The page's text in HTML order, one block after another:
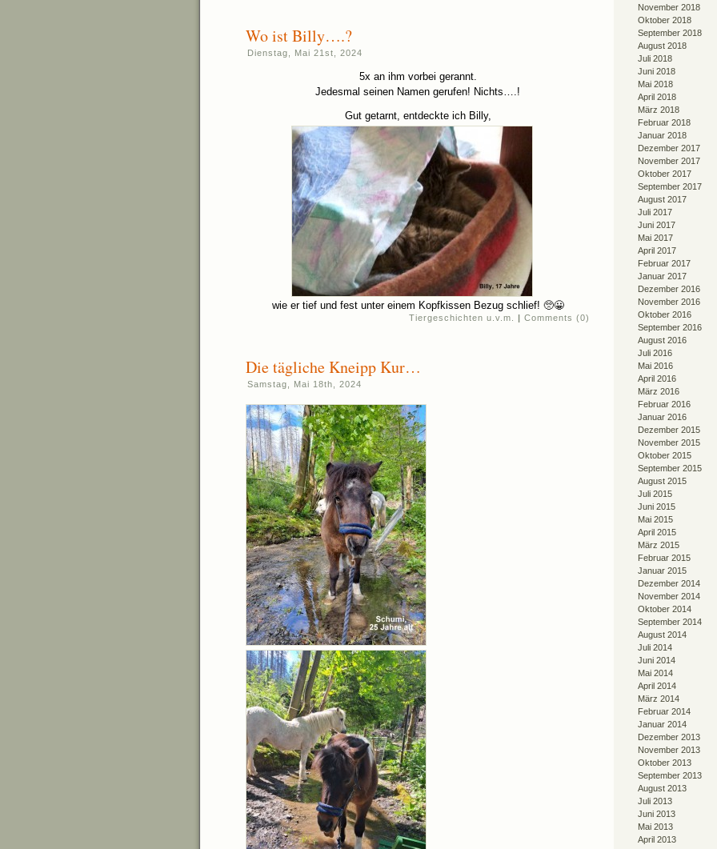
Wo ist Billy….?
Dienstag, Mai 21st, 2024
5x an ihm vorbei gerannt.
Jedesmal seinen Namen gerufen! Nichts….!
Gut getarnt, entdeckte ich Billy,
wie er tief und fest unter einem Kopfkissen Bezug schlief! 🥺😀
Tiergeschichten u.v.m. | Comments (0)
Die tägliche Kneipp Kur…
Samstag, Mai 18th, 2024
November 2018
Oktober 2018
September 2018
August 2018
Juli 2018
Juni 2018
Mai 2018
April 2018
März 2018
Februar 2018
Januar 2018
Dezember 2017
November 2017
Oktober 2017
September 2017
August 2017
Juli 2017
Juni 2017
Mai 2017
April 2017
Februar 2017
Januar 2017
Dezember 2016
November 2016
Oktober 2016
September 2016
August 2016
Juli 2016
Mai 2016
April 2016
März 2016
Februar 2016
Januar 2016
Dezember 2015
November 2015
Oktober 2015
September 2015
August 2015
Juli 2015
Juni 2015
Mai 2015
April 2015
März 2015
Februar 2015
Januar 2015
Dezember 2014
November 2014
Oktober 2014
September 2014
August 2014
Juli 2014
Juni 2014
Mai 2014
April 2014
März 2014
Februar 2014
Januar 2014
Dezember 2013
November 2013
Oktober 2013
September 2013
August 2013
Juli 2013
Juni 2013
Mai 2013
April 2013